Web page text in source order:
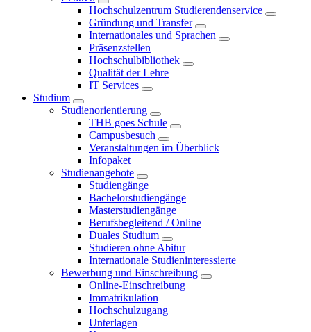
Hochschulzentrum Studierendenservice
Gründung und Transfer
Internationales und Sprachen
Präsenzstellen
Hochschulbibliothek
Qualität der Lehre
IT Services
Studium
Studienorientierung
THB goes Schule
Campusbesuch
Veranstaltungen im Überblick
Infopaket
Studienangebote
Studiengänge
Bachelorstudiengänge
Masterstudiengänge
Berufsbegleitend / Online
Duales Studium
Studieren ohne Abitur
Internationale Studieninteressierte
Bewerbung und Einschreibung
Online-Einschreibung
Immatrikulation
Hochschulzugang
Unterlagen